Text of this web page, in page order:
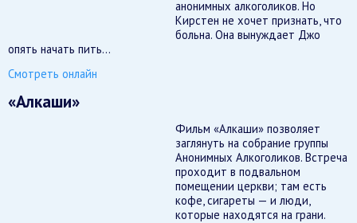
анонимных алкоголиков. Но
Кирстен не хочет признать, что
больна. Она вынуждает Джо
опять начать пить…
Смотреть онлайн
«Алкаши»
Фильм «Алкаши» позволяет
заглянуть на собрание группы
Анонимных Алкоголиков. Встреча
проходит в подвальном
помещении церкви; там есть
кофе, сигареты — и люди,
которые находятся на грани.